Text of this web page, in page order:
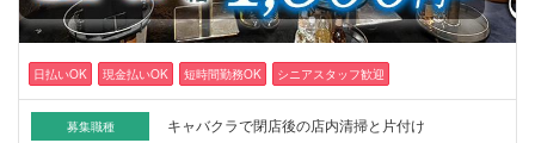
日払いOK 現金払いOK 短時間勤務OK シニアスタッフ歓迎
募集職種 キャバクラで閉店後の店内清掃と片付け